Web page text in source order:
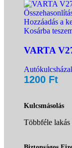
Hozzáadás a
Kosárba
VARTA
1200 Ft
Kulcsmásolás
Többféle lakás